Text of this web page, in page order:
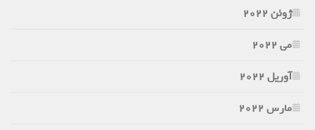
ژوئن 2022
می 2022
آوریل 2022
مارس 2022